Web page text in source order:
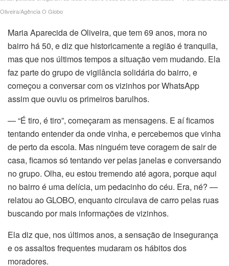
al
Oliveira/Agência O Globo
Maria Aparecida de Oliveira, que tem 69 anos, mora no
bairro há 50, e diz que historicamente a região é tranquila,
mas que nos últimos tempos a situação vem mudando. Ela
faz parte do grupo de vigilância solidária do bairro, e
começou a conversar com os vizinhos por WhatsApp
assim que ouviu os primeiros barulhos.
— “É tiro, é tiro”, começaram as mensagens. E aí ficamos
tentando entender da onde vinha, e percebemos que vinha
de perto da escola. Mas ninguém teve coragem de sair de
casa, ficamos só tentando ver pelas janelas e conversando
no grupo. Olha, eu estou tremendo até agora, porque aqui
no bairro é uma delícia, um pedacinho do céu. Era, né? —
relatou ao GLOBO, enquanto circulava de carro pelas ruas
buscando por mais informações de vizinhos.
Ela diz que, nos últimos anos, a sensação de insegurança
e os assaltos frequentes mudaram os hábitos dos
moradores.